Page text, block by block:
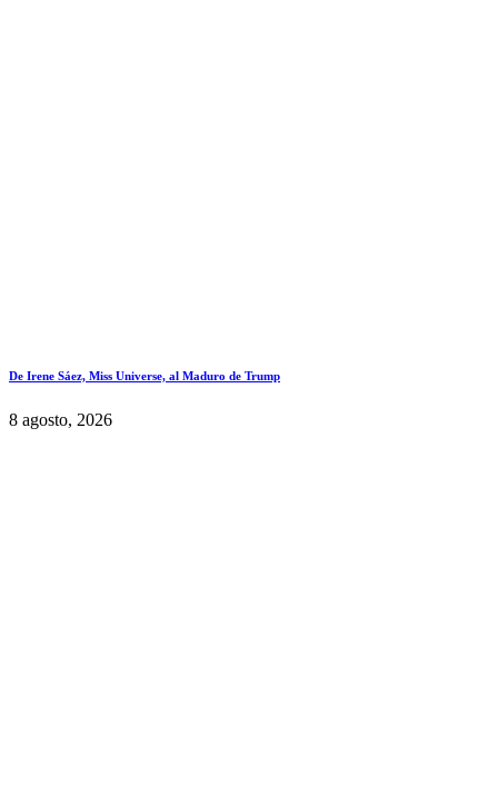
De Irene Sáez, Miss Universe, al Maduro de Trump
8 agosto, 2026